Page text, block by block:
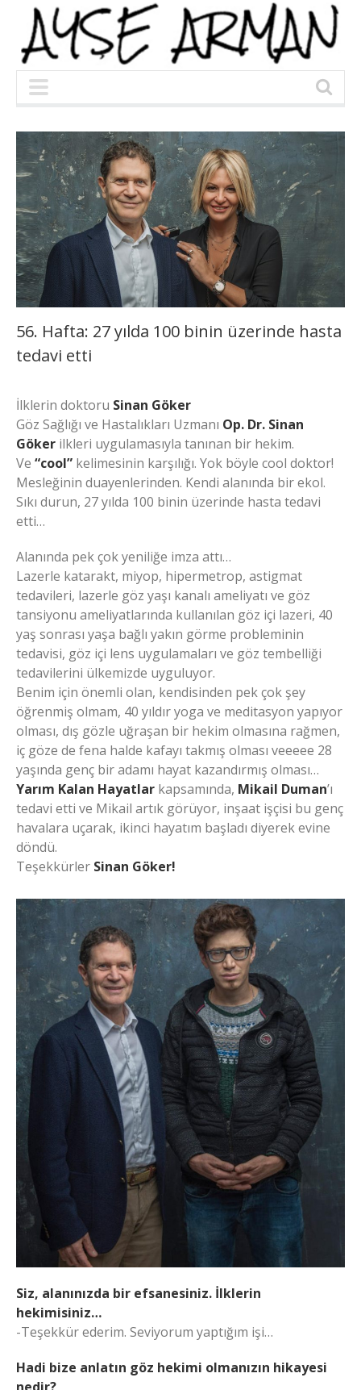
56. Hafta: 27 yılda 100 binin üzerinde hasta
tedavi etti
İlklerin doktoru Sinan Göker
Göz Sağlığı ve Hastalıkları Uzmanı Op. Dr. Sinan
Göker ilkleri uygulamasıyla tanınan bir hekim.
Ve “cool” kelimesinin karşılığı. Yok böyle cool doktor!
Mesleğinin duayenlerinden. Kendi alanında bir ekol.
Sıkı durun, 27 yılda 100 binin üzerinde hasta tedavi
etti…
Alanında pek çok yeniliğe imza attı…
Lazerle katarakt, miyop, hipermetrop, astigmat
tedavileri, lazerle göz yaşı kanalı ameliyatı ve göz
tansiyonu ameliyatlarında kullanılan göz içi lazeri, 40
yaş sonrası yaşa bağlı yakın görme probleminin
tedavisi, göz içi lens uygulamaları ve göz tembelliği
tedavilerini ülkemizde uyguluyor.
Benim için önemli olan, kendisinden pek çok şey
öğrenmiş olmam, 40 yıldır yoga ve meditasyon yapıyor
olması, dış gözle uğraşan bir hekim olmasına rağmen,
iç göze de fena halde kafayı takmış olması veeeee 28
yaşında genç bir adamı hayat kazandırmış olması…
Yarım Kalan Hayatlar kapsamında, Mikail Duman’ı
tedavi etti ve Mikail artık görüyor, inşaat işçisi bu genç
havalara uçarak, ikinci hayatım başladı diyerek evine
döndü.
Teşekkürler Sinan Göker!
Siz, alanınızda bir efsanesiniz. İlklerin
hekimisiniz…
-Teşekkür ederim. Seviyorum yaptığım işi…
Hadi bize anlatın göz hekimi olmanızın hikayesi